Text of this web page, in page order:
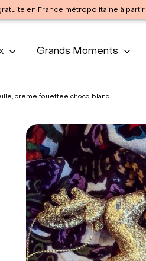
en France métropolitaine à
Grands Moments
creme fouettee choco blanc